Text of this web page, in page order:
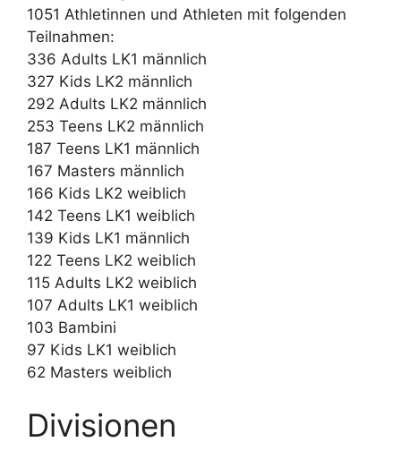
1051 Athletinnen und Athleten mit folgenden
Teilnahmen:
336 Adults LK1 männlich
327 Kids LK2 männlich
292 Adults LK2 männlich
253 Teens LK2 männlich
187 Teens LK1 männlich
167 Masters männlich
166 Kids LK2 weiblich
142 Teens LK1 weiblich
139 Kids LK1 männlich
122 Teens LK2 weiblich
115 Adults LK2 weiblich
107 Adults LK1 weiblich
103 Bambini
97 Kids LK1 weiblich
62 Masters weiblich
Divisionen